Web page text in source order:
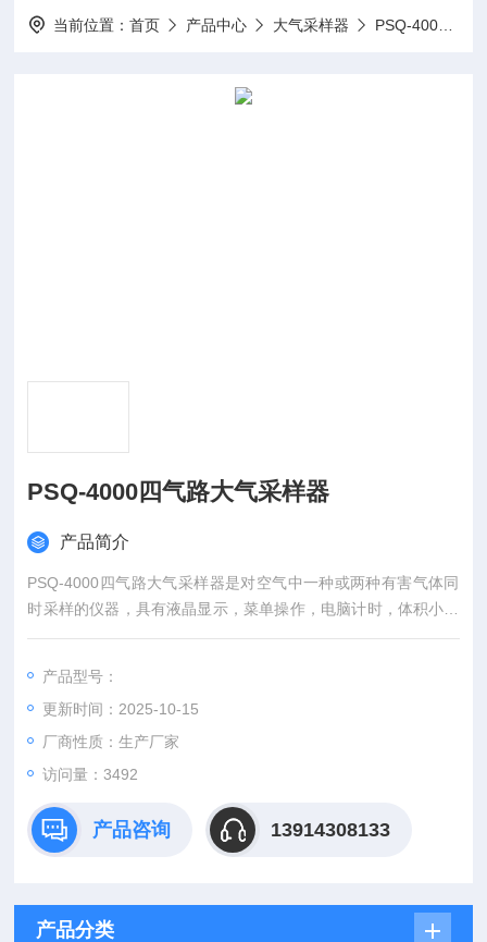
当前位置：首页 产品中心 大气采样器 PSQ-4000四气路大气采样器
PSQ-4000四气路大气采样器
产品简介
PSQ-4000四气路大气采样器是对空气中一种或两种有害气体同
时采样的仪器，具有液晶显示，菜单操作，电脑计时，体积小，
重量轻，操作方便，计时准确，抽气负压大，调节阀采用针形阀
产品型号：
更新时间：2025-10-15
厂商性质：生产厂家
访问量：3492
产品咨询 13914308133
产品分类